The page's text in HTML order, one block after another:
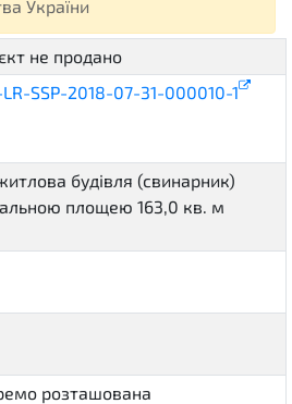
України
не продано
SSP-2018-07-31-000010-1
будівля (свинарник)
площею 163,0 кв. м
розташована